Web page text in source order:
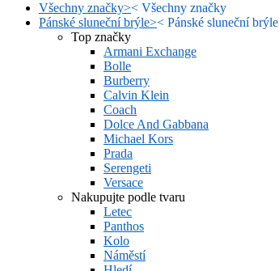
Všechny značky>< Všechny značky
Pánské sluneční brýle>< Pánské sluneční brýle
Top značky
Armani Exchange
Bolle
Burberry
Calvin Klein
Coach
Dolce And Gabbana
Michael Kors
Prada
Serengeti
Versace
Nakupujte podle tvaru
Letec
Panthos
Kolo
Náměstí